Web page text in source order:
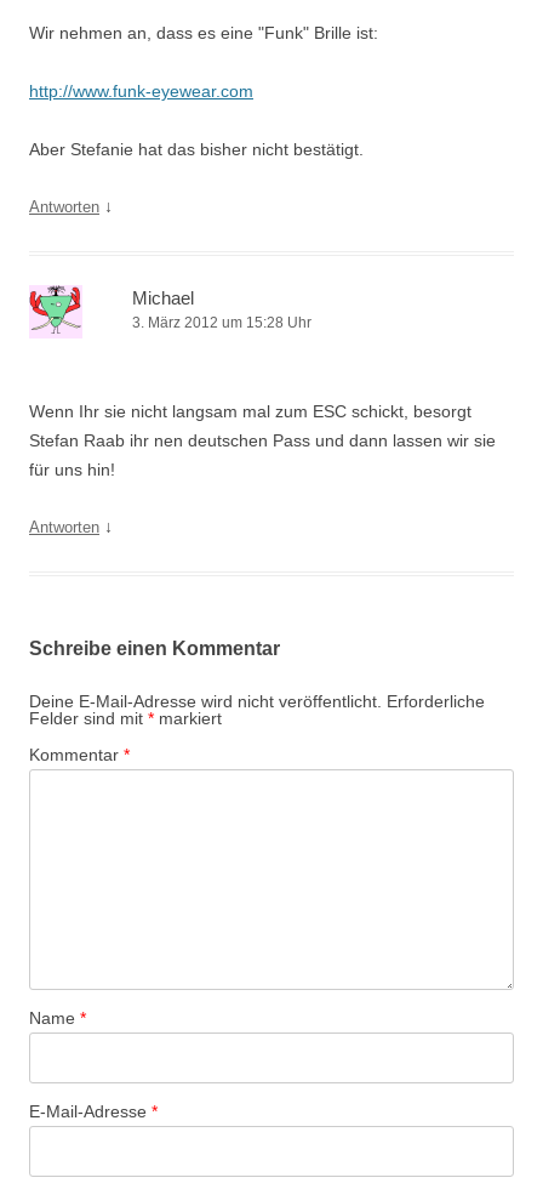
Wir nehmen an, dass es eine "Funk" Brille ist:
http://www.funk-eyewear.com
Aber Stefanie hat das bisher nicht bestätigt.
Antworten ↓
Michael
3. März 2012 um 15:28 Uhr
Wenn Ihr sie nicht langsam mal zum ESC schickt, besorgt
Stefan Raab ihr nen deutschen Pass und dann lassen wir sie
für uns hin!
Antworten ↓
Schreibe einen Kommentar
Deine E-Mail-Adresse wird nicht veröffentlicht. Erforderliche
Felder sind mit * markiert
Kommentar *
Name *
E-Mail-Adresse *